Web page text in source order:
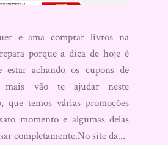
e ama comprar livros na
porque a dica de hoje é
estar achando os cupons de
mais vão te ajudar neste
que temos várias promoções
momento e algumas delas
completamente.No site da...